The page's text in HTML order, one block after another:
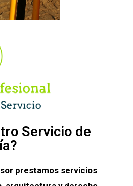
Servicio de
prestamos servicios